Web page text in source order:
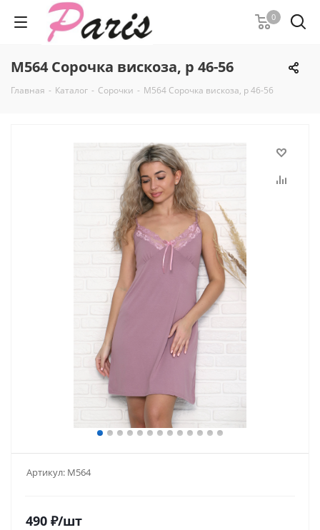
0
М564 Сорочка вискоза, р 46-56
Главная - Каталог - Сорочки - М564 Сорочка вискоза, р 46-56
Артикул: М564
490 ₽/шт